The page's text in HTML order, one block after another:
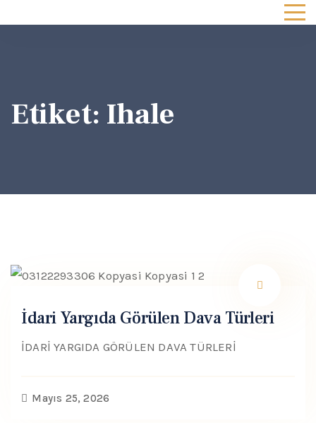
Etiket: Ihale
İdari Yargıda Görülen Dava Türleri
İDARİ YARGIDA GÖRÜLEN DAVA TÜRLERİ
Mayıs 25, 2026